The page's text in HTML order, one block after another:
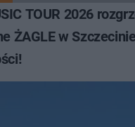
TOUR 2026
ŻAGLE w